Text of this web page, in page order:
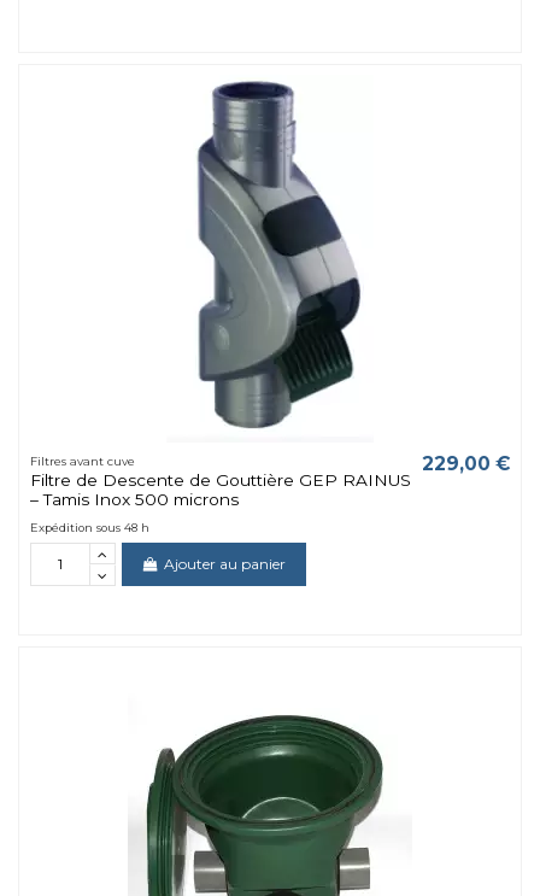
Filtres avant cuve
Filtre de Descente de Gouttière GEP RAINUS
– Tamis Inox 500 microns
229,00 €
Expédition sous 48 h
Ajouter au panier